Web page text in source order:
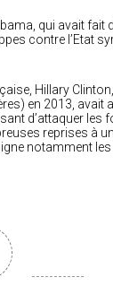
qui avait fait
contre l’Etat
Hillary
en 2013, avait
d’attaquer les
reprises à
notamment